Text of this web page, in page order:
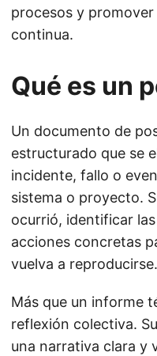
procesos y
continua.
Qué es un
Un documento de
estructurado que se
incidente, fallo o
sistema o proyecto.
ocurrió, identificar
acciones concretas
vuelva a reproducirse.
Más que un informe
reflexión colectiva.
una narrativa clara y